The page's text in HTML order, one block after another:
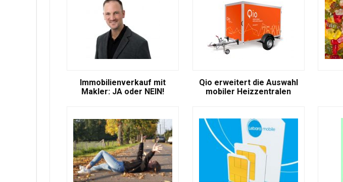
Immobilienverkauf mit
Makler: JA oder NEIN!
Qio erweitert die Auswahl
mobiler Heizzentralen